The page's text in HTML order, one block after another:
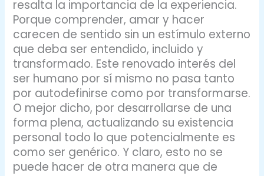
resalta la importancia de la experiencia.
Porque comprender, amar y hacer
carecen de sentido sin un estímulo externo
que deba ser entendido, incluido y
transformado. Este renovado interés del
ser humano por sí mismo no pasa tanto
por autodefinirse como por transformarse.
O mejor dicho, por desarrollarse de una
forma plena, actualizando su existencia
personal todo lo que potencialmente es
como ser genérico. Y claro, esto no se
puede hacer de otra manera que de